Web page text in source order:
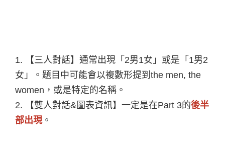
1.
【三人對話】通常出現「2男1女」或是「1男2
女」。題目中可能會以複數形提到the men, the
women，或是特定的名稱。
2.
【雙人對話&圖表資訊】一定是在Part 3的後半
部出現。